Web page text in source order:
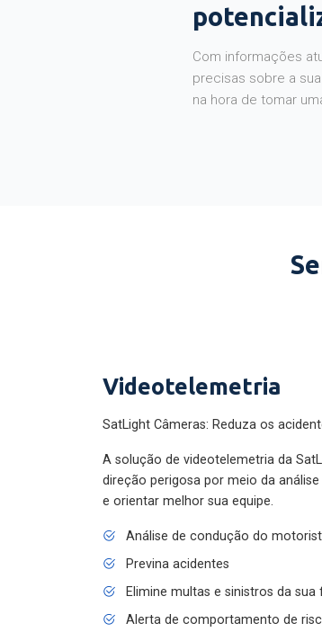
Com informações
precisas sobre a
na hora de tomar
Videotelemetria
SatLight Câmeras: Reduza os
A solução de videotelemetria da
direção perigosa por meio da
e orientar melhor sua equipe.
Análise de condução do
Previna acidentes
Elimine multas e sinistros da sua
Alerta de comportamento de